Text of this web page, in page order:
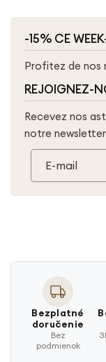
-15% CE
Profitez de nos
REJOIGNEZ-
Recevez nos
notre
E-mail
Bezplatné
doručenie
Bez
podmienok